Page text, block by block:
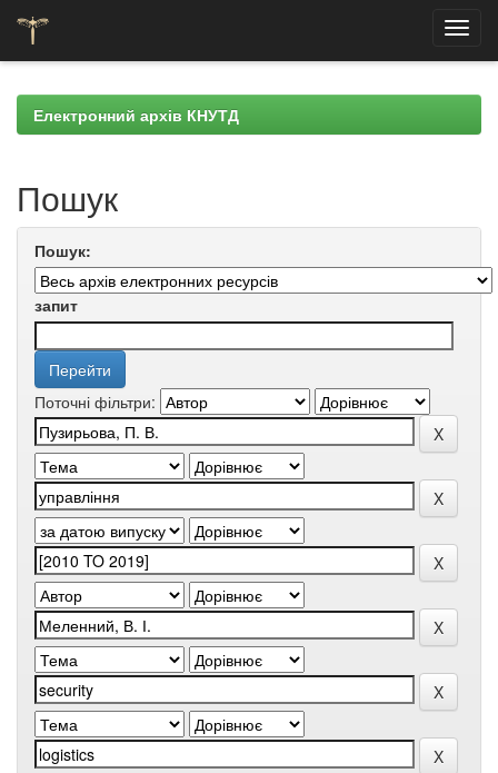
navigationЕлектронний архів КНУТД
Пошук
Пошук:
запит
Поточні фільтри: